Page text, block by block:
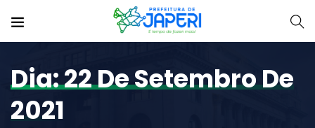
Dia:22 De Setembro De
2021